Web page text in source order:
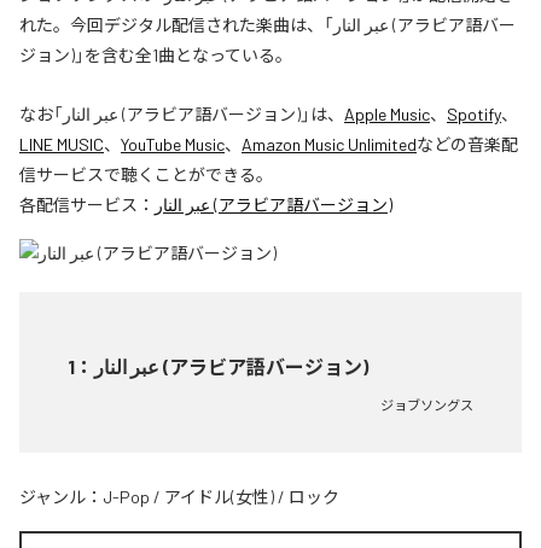
れた。今回デジタル配信された楽曲は、「عبر النار (アラビア語バー
ジョン)」を含む全1曲となっている。
なお「 عبر النار (アラビア語バージョン)」は、 Apple Music、 Spotify、
LINE MUSIC、 YouTube Music、 Amazon Music Unlimitedなどの音楽配
信サービスで聴くことができる。
各配信サービス：
عبر النار (アラビア語バージョン)
1 ： عبر النار (アラビア語バージョン)
ジョブソングス
ジャンル： J-Pop / アイドル(女性) / ロック